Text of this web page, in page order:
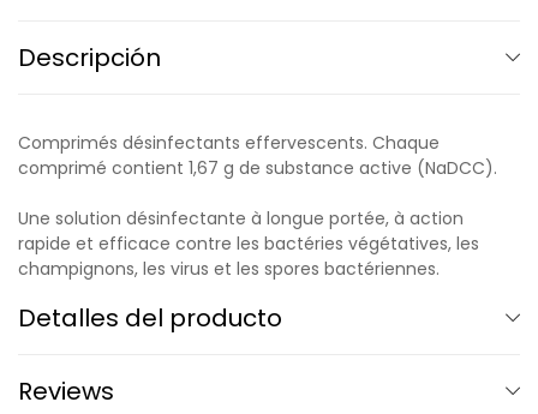
Descripción
Comprimés désinfectants effervescents. Chaque
comprimé contient 1,67 g de substance active (NaDCC).
Une solution désinfectante à longue portée, à action
rapide et efficace contre les bactéries végétatives, les
champignons, les virus et les spores bactériennes.
Detalles del producto
Reviews